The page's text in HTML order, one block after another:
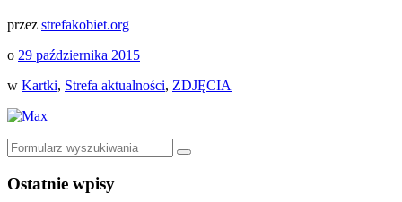
przez strefakobiet.org
o 29 października 2015
w Kartki, Strefa aktualności, ZDJĘCIA
Szukaj
Ostatnie wpisy